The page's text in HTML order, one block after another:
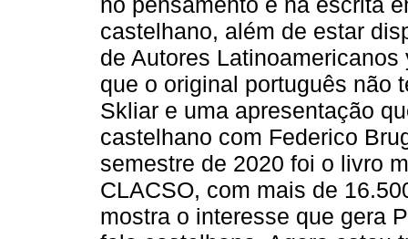
castelhano, além de estar
de Autores
que o original português não
Skliar e uma apresentação
castelhano com Federico
semestre de 2020 foi o livro
CLACSO, com mais de
mostra o interesse que gera